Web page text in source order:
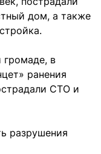
дом, а также
громаде, в
ранения
СТО и
разрушения